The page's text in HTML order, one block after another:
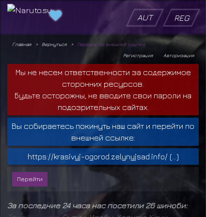
AUT REG
Главная Вернуться
Переход по внешней ссылке
Авторизация
Регистрация
Мы не несем ответственности за содержимое
сторонних ресурсов.
Будьте осторожны, не вводите свои пароли на
подозрительных сайтах.
Вы собираетесь покинуть наш сайт и перейти по
внешней ссылке:
https://krasivyj-ogorod.zelynyjsad.info/ (...)
За последние 24 часа нас посетили 26 шиноби: